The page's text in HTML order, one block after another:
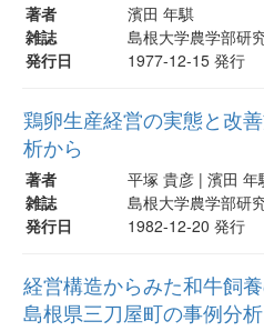
著者
濱田 年騏
雑誌
島根大学農学部研
発行日
1977-12-15 発行
鶏卵生産経営の実態と改
析から
著者
平塚 貴彦 | 濱田 年
雑誌
島根大学農学部研
発行日
1982-12-20 発行
経営構造からみた和牛飼
島根県三刀屋町の事例分析